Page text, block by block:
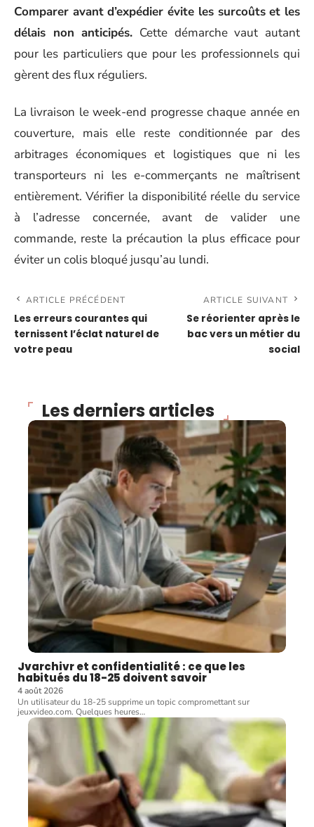
Comparer avant d’expédier évite les surcoûts et les
délais non anticipés. Cette démarche vaut autant
pour les particuliers que pour les professionnels qui
gèrent des flux réguliers.
La livraison le week-end progresse chaque année en
couverture, mais elle reste conditionnée par des
arbitrages économiques et logistiques que ni les
transporteurs ni les e-commerçants ne maîtrisent
entièrement. Vérifier la disponibilité réelle du service
à l’adresse concernée, avant de valider une
commande, reste la précaution la plus efficace pour
éviter un colis bloqué jusqu’au lundi.
ARTICLE PRÉCÉDENT
Les erreurs courantes qui
ternissent l’éclat naturel de
votre peau
ARTICLE SUIVANT
Se réorienter après le
bac vers un métier du
social
Les derniers articles
Jvarchivr et confidentialité : ce que les
habitués du 18-25 doivent savoir
4 août 2026
Un utilisateur du 18-25 supprime un topic compromettant sur
jeuxvideo.com. Quelques heures…